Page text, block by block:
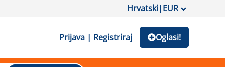
Hrvatski|EUR
Prijava | Registriraj Oglasi!